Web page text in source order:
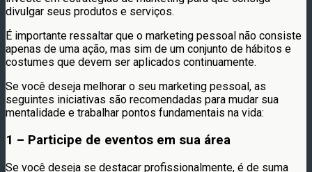
divulgar seus produtos e serviços.
É importante ressaltar que o marketing pessoal não consiste
apenas de uma ação, mas sim de um conjunto de hábitos e
costumes que devem ser aplicados continuamente.
Se você deseja melhorar o seu marketing pessoal, as
seguintes iniciativas são recomendadas para mudar sua
mentalidade e trabalhar pontos fundamentais na vida:
1 – Participe de eventos em sua área
Se você deseja se destacar profissionalmente, é de suma